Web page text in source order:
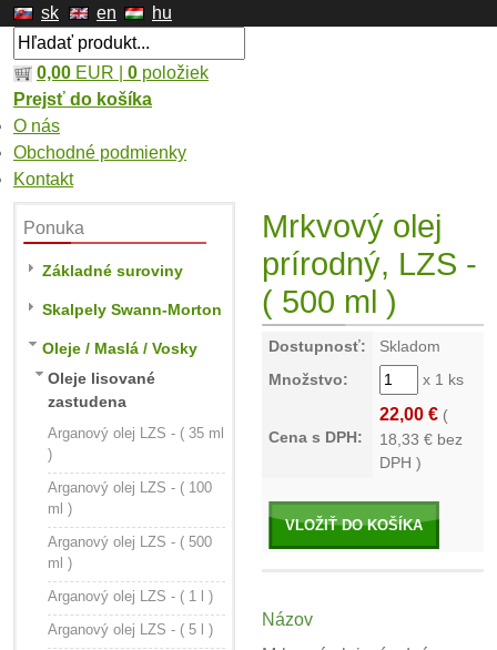
sk en hu
0,00 EUR | 0 položiek
Prejsť do košíka
O nás
Obchodné podmienky
Kontakt
Ponuka
Základné suroviny
Skalpely Swann-Morton
Oleje / Maslá / Vosky
Oleje lisované
zastudena
Arganový olej LZS - ( 35 ml
)
Arganový olej LZS - ( 100
ml )
Arganový olej LZS - ( 500
ml )
Arganový olej LZS - ( 1 l )
Arganový olej LZS - ( 5 l )
Mrkvový olej
prírodný, LZS -
( 500 ml )
Dostupnosť:
Skladom
Množstvo:
x 1 ks
Cena s DPH:
22,00 € (
18,33 € bez
DPH )
VLOŽIŤ DO KOŠÍKA
Názov